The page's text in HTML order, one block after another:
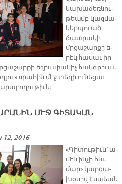
նա­խա­ձեռ­նու­
թեամբ կազ­մա­
կեր­պուած
ճատ­րա­կի
մրցա­շար­քը ե­
րէկ հա­սաւ իր
եզ­րա­փա­կիչ հանգ­րուա­
սրա­հին մէջ տե­ղի ու­նե­ցաւ
ՄԷՋ ԳԻՏԱԿԱՆ
2016
«Գի­տու­թիւն՝ ա­
մէն ին­չի հա­
մար» կար­գա­
խօ­սով Է­սաեան